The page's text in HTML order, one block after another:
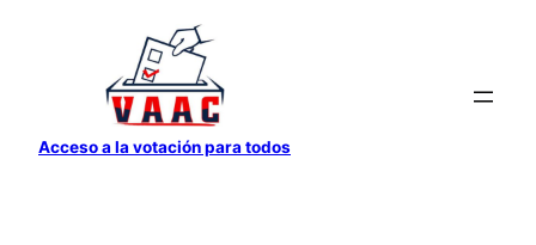
contenido
Acceso a la votación para todos